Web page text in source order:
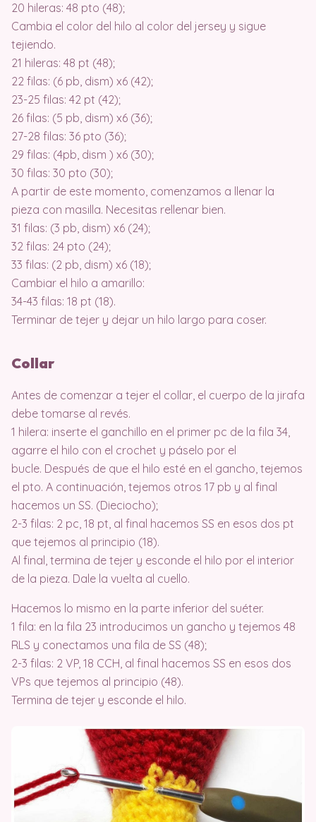
20 hileras: 48 pto (48);
Cambia el color del hilo al color del jersey y sigue
tejiendo.
21 hileras: 48 pt (48);
22 filas: (6 pb, dism) x6 (42);
23-25 ​​filas: 42 pt (42);
26 filas: (5 pb, dism) x6 (36);
27-28 filas: 36 pto (36);
29 filas: (4pb, dism ) x6 (30);
30 filas: 30 pto (30);
A partir de este momento, comenzamos a llenar la
pieza con masilla. Necesitas rellenar bien.
31 filas: (3 pb, dism) x6 (24);
32 filas: 24 pto (24);
33 filas: (2 pb, dism) x6 (18);
Cambiar el hilo a amarillo:
34-43 filas: 18 pt (18).
Terminar de tejer y dejar un hilo largo para coser.
Collar
Antes de comenzar a tejer el collar, el cuerpo de la jirafa
debe tomarse al revés.
1 hilera: inserte el ganchillo en el primer pc de la fila 34,
agarre el hilo con el crochet y páselo por el
bucle. Después de que el hilo esté en el gancho, tejemos
el pto. A continuación, tejemos otros 17 pb y al final
hacemos un SS. (Dieciocho);
2-3 filas: 2 pc, 18 pt, al final hacemos SS en esos dos pt
que tejemos al principio (18).
Al final, termina de tejer y esconde el hilo por el interior
de la pieza. Dale la vuelta al cuello.
Hacemos lo mismo en la parte inferior del suéter.
1 fila: en la fila 23 introducimos un gancho y tejemos 48
RLS y conectamos una fila de SS (48);
2-3 filas: 2 VP, 18 CCH, al final hacemos SS en esos dos
VPs que tejemos al principio (48).
Termina de tejer y esconde el hilo.